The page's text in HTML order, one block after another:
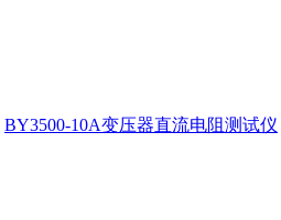
BY3500-10A变压器直流电阻测试仪